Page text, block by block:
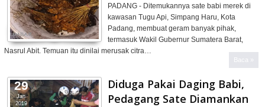
PADANG - Ditemukannya sate babi merek di
kawasan Tugu Api, Simpang Haru, Kota
Padang, membuat geram banyak pihak,
termasuk Wakil Gubernur Sumatera Barat,
Nasrul Abit. Temuan itu dinilai merusak citra…
Baca »
Diduga Pakai Daging Babi,
Pedagang Sate Diamankan
29
Jan
2019